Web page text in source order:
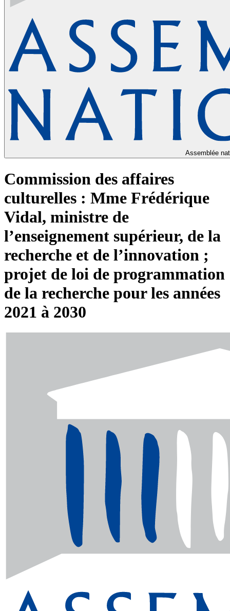
Assemblée
Commission des affaires
culturelles : Mme Frédérique
Vidal, ministre de
l’enseignement supérieur, de la
recherche et de l’innovation ;
projet de loi de programmation
de la recherche pour les années
2021 à 2030